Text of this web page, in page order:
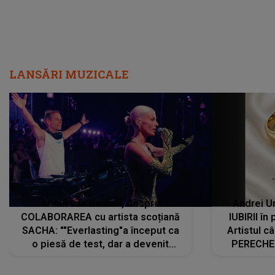
LANSĂRI MUZICALE
Armin van Buuren, despre
COLABORAREA cu artista scoțiană
SACHA: ""Everlasting"a început ca
o piesă de test, dar a devenit
Andrei
IUBIRII în
Artistul